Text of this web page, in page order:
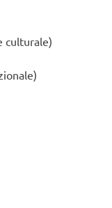
culturale)